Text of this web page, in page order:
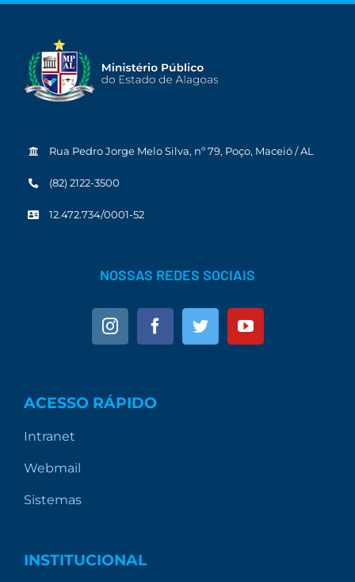
Rua Pedro Jorge Melo Silva, nº 79, Poço, Maceió / AL
(82) 2122-3500
12.472.734/0001-52
NOSSAS REDES SOCIAIS
ACESSO RÁPIDO
Intranet
Webmail
Sistemas
INSTITUCIONAL